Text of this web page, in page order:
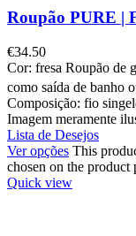
Roupão PURE |
€34.50
Cor: fresa Roupão de
como saída de banho
Composição: fio
Imagem meramente
Lista de Desejos
Ver opções This
chosen on the product
Quick view